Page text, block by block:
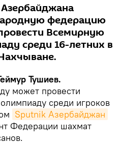
федерацию
Всемирную
среди 16-летних в
Тушиев.
может провести
среди игроков
Sputnik Азербайджан
Федерации шахмат